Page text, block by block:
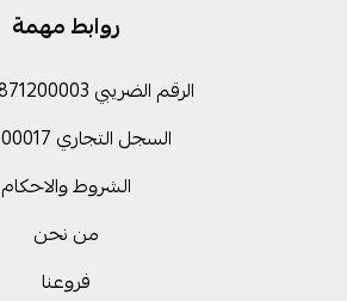
روابط مهمة
الرقم الضريبي 301297871200003
السجل التجاري 1132100017
الشروط والاحكام
من نحن
فروعنا